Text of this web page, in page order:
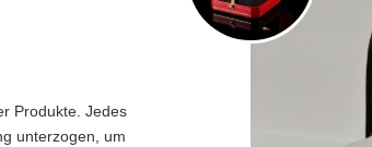
Produkte. Jedes
unterzogen, um